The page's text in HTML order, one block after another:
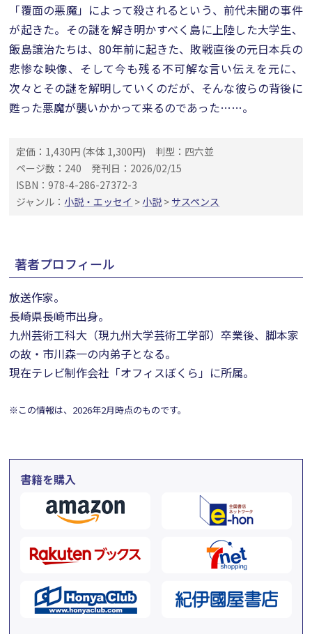
「覆面の悪魔」によって殺されるという、前代未聞の事件
が起きた。その謎を解き明かすべく島に上陸した大学生、
飯島譲治たちは、80年前に起きた、敗戦直後の元日本兵の
悲惨な映像、そして今も残る不可解な言い伝えを元に、
次々とその謎を解明していくのだが、そんな彼らの背後に
甦った悪魔が襲いかかって来るのであった……。
定価：1,430円 (本体 1,300円)
判型：四六並
ページ数：240
発刊日：2026/02/15
ISBN：978-4-286-27372-3
ジャンル： 小説・エッセイ > 小説 > サスペンス
著者プロフィール
放送作家。
長崎県長崎市出身。
九州芸術工科大（現九州大学芸術工学部）卒業後、脚本家
の故・市川森一の内弟子となる。
現在テレビ制作会社「オフィスぼくら」に所属。
※この情報は、2026年2月時点のものです。
書籍を購入